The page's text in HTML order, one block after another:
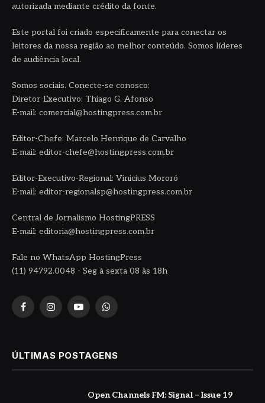
autorizada mediante crédito da fonte.
Este portal foi criado especificamente para conectar os
leitores da nossa região ao melhor conteúdo. Somos líderes
de audiência local.
Somos sociais. Conecte-se conosco:
Diretor-Executivo: Thiago G. Afonso
E-mail: comercial@hostingpress.com.br
Editor-Chefe: Marcelo Henrique de Carvalho
E-mail: editor-chefe@hostingpress.com.br
Editor-Executivo-Regional: Vinicius Mororó
E-mail: editor-regionalsp@hostingpress.com.br
Central de Jornalismo HostingPRESS
E-mail: editoria@hostingpress.com.br
Fale no WhatsApp HostingPress
(11) 94792.0048 - Seg à sexta 08 às 18h
FacebookInstagramYouTubeWhatsApp
ÚLTIMAS POSTAGENS
Open Channels FM: Signal – Issue 19